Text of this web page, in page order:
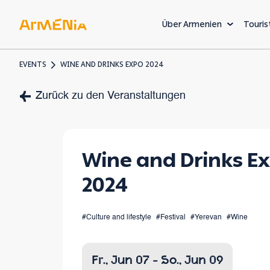
Über Armenien
Die
Armenische
EVENTS WINE AND DRINKS EXPO 2024
Zurück zu den Veranstaltungen
Wine and Drinks
2024
#Culture and lifestyle #Festival #Yerevan #Wine
Fr., Jun 07 - So., Jun 09